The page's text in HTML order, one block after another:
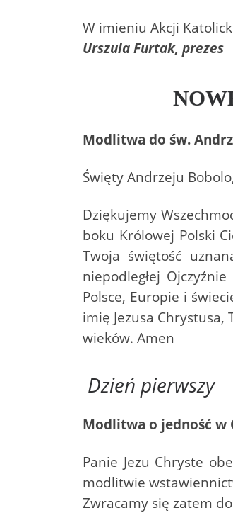
W imieniu Akcji
Urszula Furtak, prezes
Modlitwa do św.
Święty Andrzeju
Dziękujemy
boku Królowej Polski
Twoja świętość
niepodległej
Polsce, Europie i
imię Jezusa
wieków. Amen
Dzień pierwszy
Modlitwa o jedność w
Panie Jezu Chryste
modlitwie
Zwracamy się zatem